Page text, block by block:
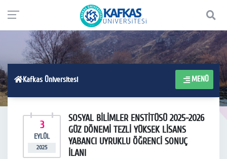
Kafkas Üniversitesi MENÜ
3
EYLÜL
2025
SOSYAL BİLİMLER ENSTİTÜSÜ 2025-2026
GÜZ DÖNEMİ TEZLİ YÜKSEK LİSANS
YABANCI UYRUKLU ÖĞRENCİ SONUÇ
İLANI